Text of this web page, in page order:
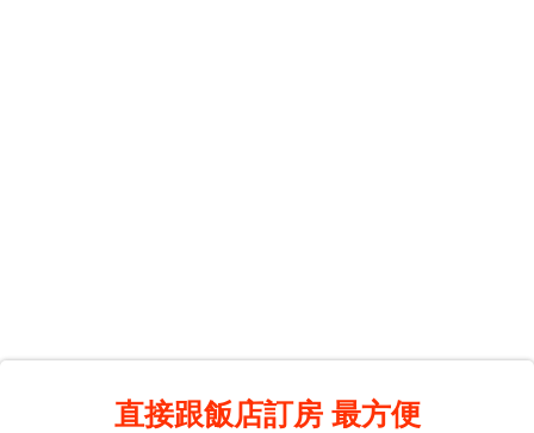
直接跟飯店訂房 最方便